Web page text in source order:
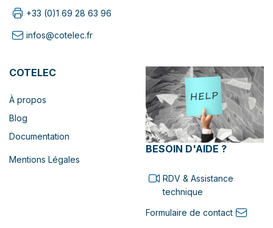
+33 (0)1 69 28 63 96
infos@cotelec.fr
COTELEC
À propos
Blog
Documentation
Mentions Légales
BESOIN D'AIDE ?
RDV & Assistance
technique
Formulaire de contact